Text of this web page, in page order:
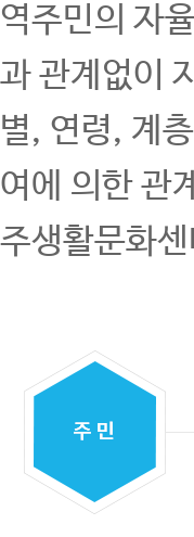
주민의 자
관계없이
, 연령, 계
에 의한 관
생활문화